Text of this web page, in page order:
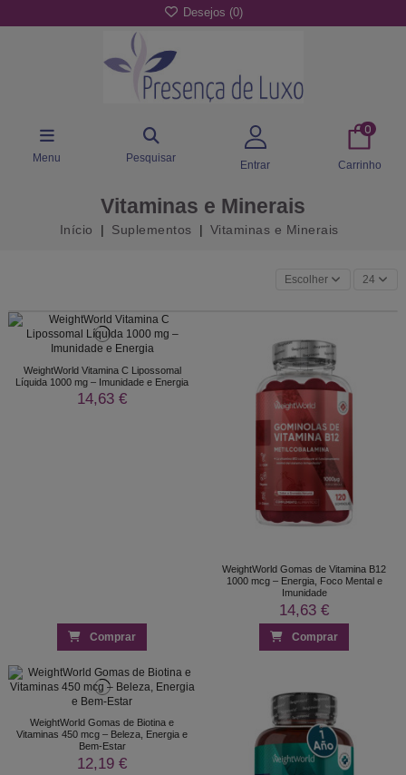
Desejos (0)
Menu Pesquisar
Entrar
0
Carrinho
Vitaminas e Minerais
Início Suplementos Vitaminas e Minerais
Escolher 24
WeightWorld Vitamina C Lipossomal
Líquida 1000 mg – Imunidade e Energia
14,63 €
Comprar
WeightWorld Gomas de Vitamina B12
1000 mcg – Energia, Foco Mental e
Imunidade
14,63 €
Comprar
WeightWorld Gomas de Biotina e
Vitaminas 450 mcg – Beleza, Energia e
Bem-Estar
12,19 €